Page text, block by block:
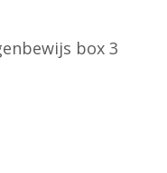
box 3